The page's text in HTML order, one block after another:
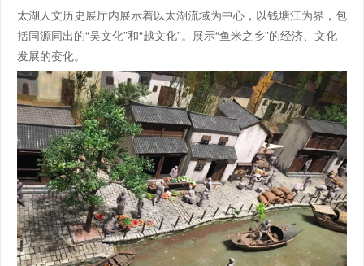
太湖人文历史展厅内展示着以太湖流域为中心，以钱塘江为界，包
括同源同出的“吴文化”和“越文化”。展示“鱼米之乡”的经济、文化
发展的变化。